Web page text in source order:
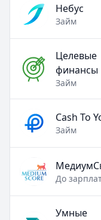
Небус
Займ
Целевые
финансы
Займ
Cash To
Займ
До
Умные